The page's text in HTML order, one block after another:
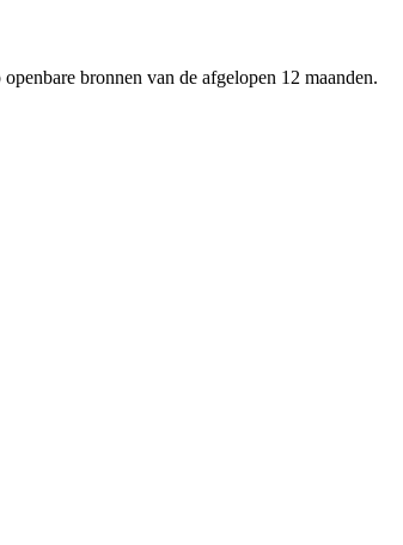
bronnen van de afgelopen 12 maanden.